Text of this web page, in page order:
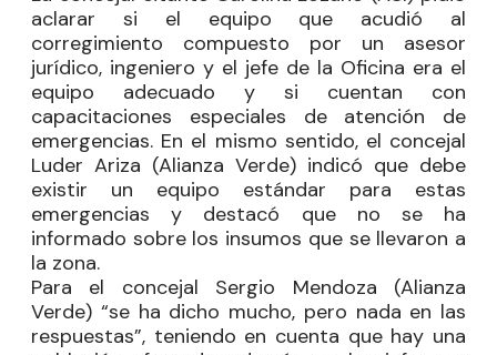
aclarar si el equipo que acudió al
corregimiento compuesto por un asesor
jurídico, ingeniero y el jefe de la Oficina era el
equipo adecuado y si cuentan con
capacitaciones especiales de atención de
emergencias. En el mismo sentido, el concejal
Luder Ariza (Alianza Verde) indicó que debe
existir un equipo estándar para estas
emergencias y destacó que no se ha
informado sobre los insumos que se llevaron a
la zona.
Para el concejal Sergio Mendoza (Alianza
Verde) “se ha dicho mucho, pero nada en las
respuestas”, teniendo en cuenta que hay una